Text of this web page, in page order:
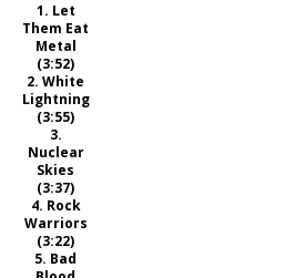
1. Let
Them Eat
Metal
(3:52)
2. White
Lightning
(3:55)
3.
Nuclear
Skies
(3:37)
4. Rock
Warriors
(3:22)
5. Bad